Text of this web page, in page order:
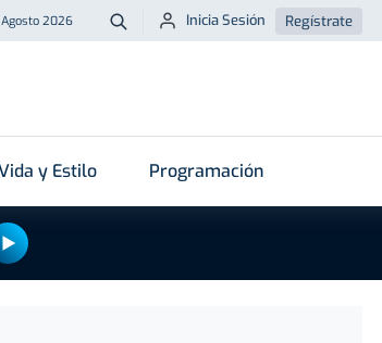
2026 Buscar
Inicia Sesión Regístrate
y Estilo Programación